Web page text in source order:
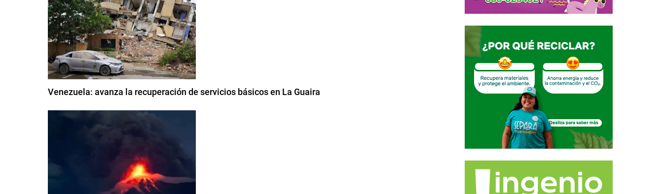
Venezuela: avanza la recuperación de servicios básicos en La Guaira